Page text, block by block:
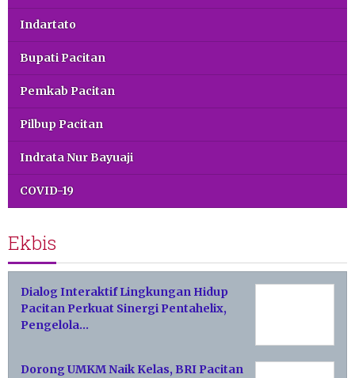
Indartato
Bupati Pacitan
Pemkab Pacitan
Pilbup Pacitan
Indrata Nur Bayuaji
COVID-19
Ekbis
Dialog Interaktif Lingkungan Hidup
Pacitan Perkuat Sinergi Pentahelix,
Pengelola…
Dorong UMKM Naik Kelas, BRI Pacitan